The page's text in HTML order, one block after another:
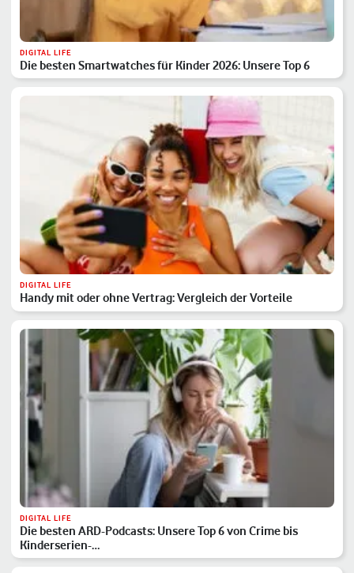
DIGITAL LIFE
Die besten Smartwatches für Kinder 2026: Unsere Top 6
DIGITAL LIFE
Handy mit oder ohne Vertrag: Vergleich der Vorteile
DIGITAL LIFE
Die besten ARD-Podcasts: Unsere Top 6 von Crime bis
Kinderserien-…